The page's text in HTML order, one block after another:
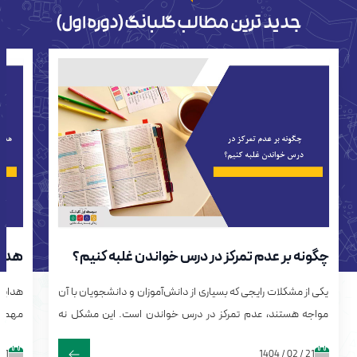
جدید ترین مطالب گلبانگ(دوره اول)
چگونه بر عدم تمرکز در درس خواندن غلبه کنیم؟
یکی از مشکلات رایجی که بسیاری از دانش‌آموزان و دانشجویان با آن
مواجه هستند، عدم تمرکز در درس خواندن است. این مشکل نه
تنها می‌تواند بر کیفیت یادگیری تاثیر بگذارد. بلکه، باعث می‌شود که